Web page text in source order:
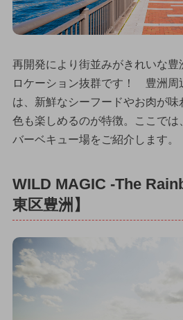
再開発により街並みがきれいな豊
ロケーション抜群です！ 豊洲周
は、新鮮なシーフードやお肉が
色も楽しめるのが特徴。ここでは
バーベキュー場をご紹介します。
WILD MAGIC -The
東区豊洲】